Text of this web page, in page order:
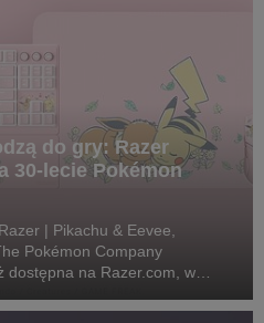
do gry: Razer
30-lecie Pokémon
| Pikachu & Eevee,
Pokémon Company
dostępna na Razer.com, w